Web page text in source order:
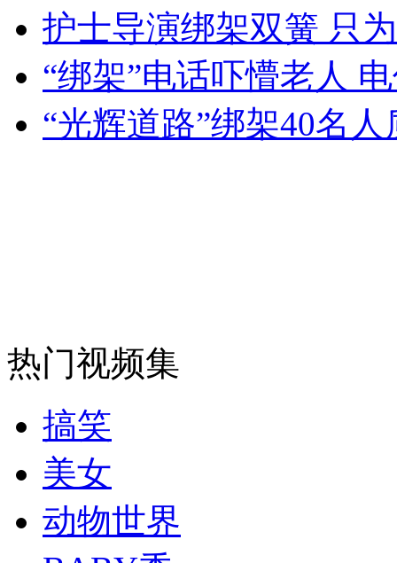
安徽一实载49人客车翻车
护士导演绑架双簧 只
“绑架”电话吓懵老人
“光辉道路”绑架40名
热门视频集
搞笑
美女
动物世界